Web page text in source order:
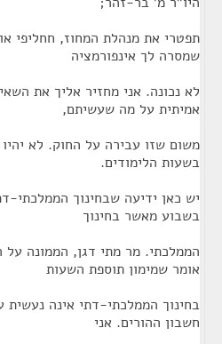
תפטרי את מנהלת המחוז, חחליפי
שמסרה לך אינפורמציה
לא נכונה. אני מחזיר אליך את
אמיתית על מה שעשיתם,
משום שזו עבירה על החוק. לא יהיו
בשעות הלימודים.
יש כאן ידיעה שבחינוך הממלכתי-
בשבוע מאשר בחינוך
הממלכתי. מר מתי דגן, הממונה על
אומר שמימון תוספת השעות
בחינוך הממלכתי-דתי אינה
חשבון ההורים. אני